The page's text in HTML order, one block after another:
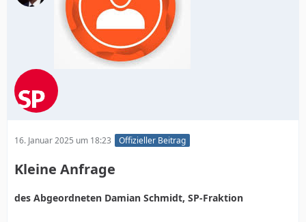
16. Januar 2025 um 18:23 Offizieller Beitrag
Kleine Anfrage
des Abgeordneten Damian Schmidt, SP-Fraktion